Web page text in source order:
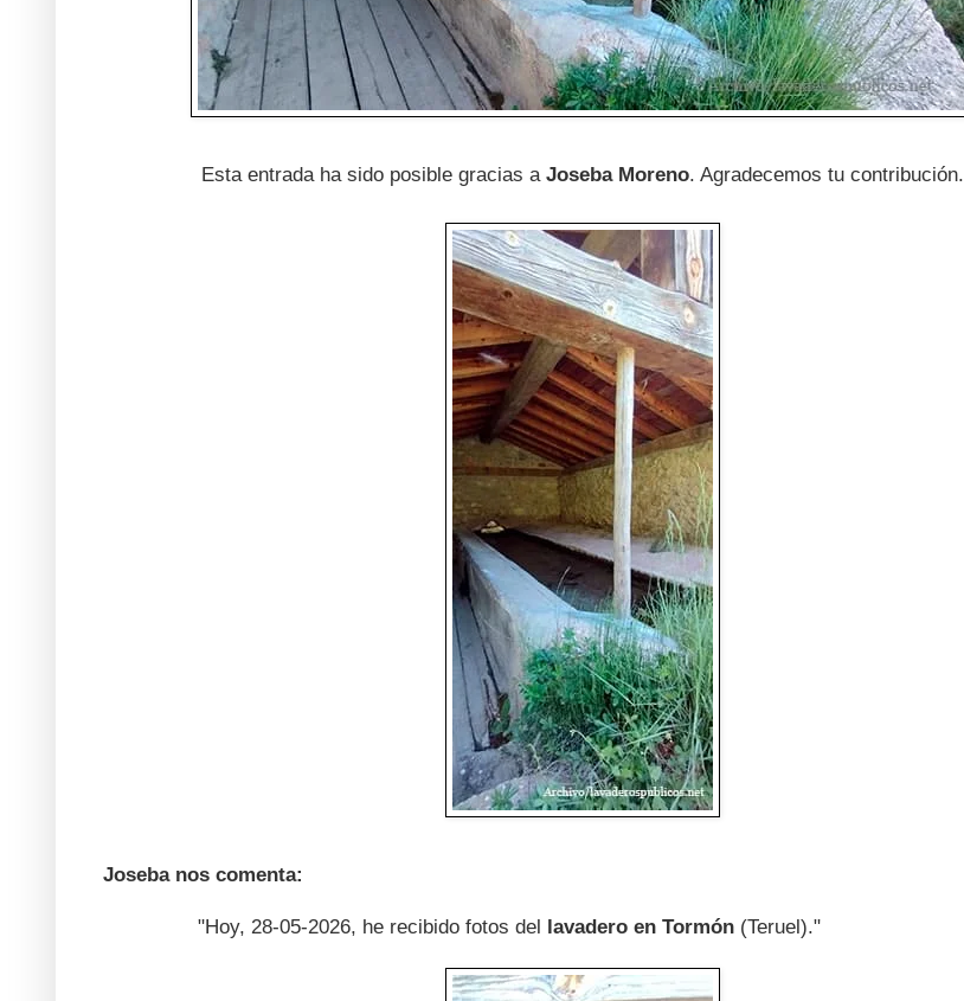
Esta entrada ha sido posible gracias a Joseba Moreno. Agradecemos tu contribución.
Joseba nos comenta:
"Hoy, 28-05-2026, he recibido fotos del lavadero en Tormón (Teruel)."